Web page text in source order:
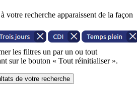
votre recherche apparaissent de la façon
les filtres un par un ou tout
sur le bouton « Tout réinitialiser ».
de votre recherche